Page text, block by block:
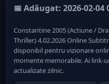
📅 Adăugat: 2026-02-04
Constantine 2005 (Actiune /
Thriller) 4.02.2026 Online
disponibil pentru vizionare
momente memorabile. Ai link-
actualizate zilnic.